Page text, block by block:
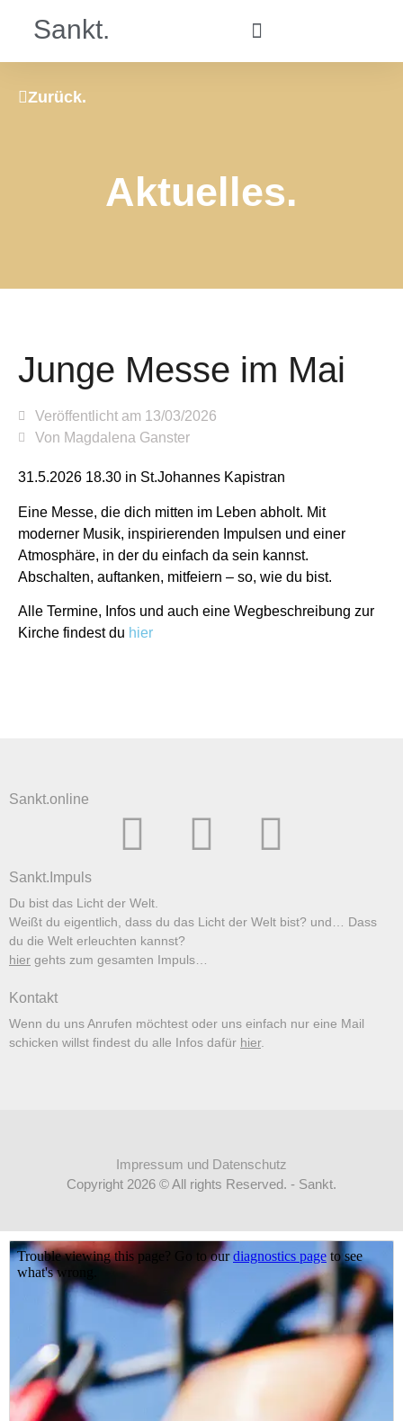
Sankt.
Zurück.
Aktuelles.
Junge Messe im Mai
Veröffentlicht am 13/03/2026
Von Magdalena Ganster
31.5.2026 18.30 in St.Johannes Kapistran
Eine Messe, die dich mitten im Leben abholt. Mit
moderner Musik, inspirierenden Impulsen und einer
Atmosphäre, in der du einfach da sein kannst.
Abschalten, auftanken, mitfeiern – so, wie du bist.
Alle Termine, Infos und auch eine Wegbeschreibung zur
Kirche findest du hier
Sankt.online
Sankt.Impuls
Du bist das Licht der Welt.
Weißt du eigentlich, dass du das Licht der Welt bist? und… Dass
du die Welt erleuchten kannst?
hier gehts zum gesamten Impuls…
Kontakt
Wenn du uns Anrufen möchtest oder uns einfach nur eine Mail
schicken willst findest du alle Infos dafür hier.
Impressum und Datenschutz
Copyright 2026 © All rights Reserved. - Sankt.